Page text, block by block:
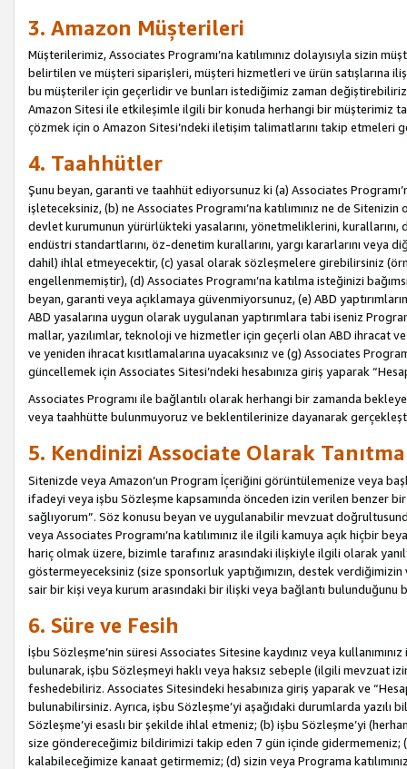
3. Amazon Müşterileri
Müşterilerimiz, Associates Programı’na katılımınız dolayısıyla sizin
belirtilen ve müşteri siparişleri, müşteri hizmetleri ve ürün satışlarına
bu müşteriler için geçerlidir ve bunları istediğimiz zaman
Amazon Sitesi ile etkileşimle ilgili bir konuda herhangi bir müşterimiz
çözmek için o Amazon Sitesi’ndeki iletişim talimatlarını takip etmeleri
4. Taahhütler
Şunu beyan, garanti ve taahhüt ediyorsunuz ki (a) Associates
işleteceksiniz, (b) ne Associates Programı’na katılımınız ne de
devlet kurumunun yürürlükteki yasalarını, yönetmeliklerini,
endüstri standartlarını, öz-denetim kurallarını, yargı kararlarını
dahil) ihlal etmeyecektir, (c) yasal olarak sözleşmelere girebilirsiniz
engellenmemiştir), (d) Associates Programı’na katılma isteğinizi
beyan, garanti veya açıklamaya güvenmiyorsunuz, (e) ABD
ABD yasalarına uygun olarak uygulanan yaptırımlara tabi iseniz
mallar, yazılımlar, teknoloji ve hizmetler için geçerli olan ABD ihracat
ve yeniden ihracat kısıtlamalarına uyacaksınız ve (g) Associates
güncellemek için Associates Sitesi’ndeki hesabınıza giriş yaparak
Associates Programı ile bağlantılı olarak herhangi bir zamanda
veya taahhütte bulunmuyoruz ve beklentilerinize dayanarak
5. Kendinizi Associate Olarak
Sitenizde veya Amazon’un Program İçeriğini görüntülemenize veya
ifadeyi veya işbu Sözleşme kapsamında önceden izin verilen benzer
sağlıyorum”. Söz konusu beyan ve uygulanabilir mevzuat
veya Associates Programı’na katılımınız ile ilgili kamuya açık hiçbir
hariç olmak üzere, bizimle tarafınız arasındaki ilişkiyle ilgili olarak
göstermeyeceksiniz (size sponsorluk yaptığımızın, destek
sair bir kişi veya kurum arasındaki bir ilişki veya bağlantı bulunduğunu
6. Süre ve Fesih
İşbu Sözleşme’nin süresi Associates Sitesine kaydınız veya
bulunarak, işbu Sözleşmeyi haklı veya haksız sebeple (ilgili mevzuat
feshedebiliriz. Associates Sitesindeki hesabınıza giriş yaparak ve
bulunabilirsiniz. Ayrıca, işbu Sözleşme’yi aşağıdaki durumlarda yazılı
Sözleşme’yi esaslı bir şekilde ihlal etmeniz; (b) işbu Sözleşme’yi
size göndereceğimiz bildirimizi takip eden 7 gün içinde gidermemeniz;
kalabileceğimize kanaat getirmemiz; (d) sizin veya Programa